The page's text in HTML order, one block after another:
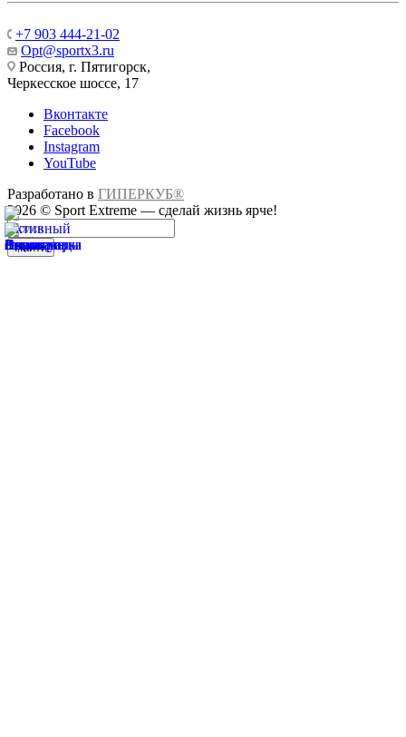
+7 903 444-21-02
Opt@sportx3.ru
Россия, г. Пятигорск,
Черкесское шоссе, 17
Вконтакте
Facebook
Instagram
YouTube
Разработано в ГИПЕРКУБ®
2026 © Sport Extreme — сделай жизнь ярче!
Найти